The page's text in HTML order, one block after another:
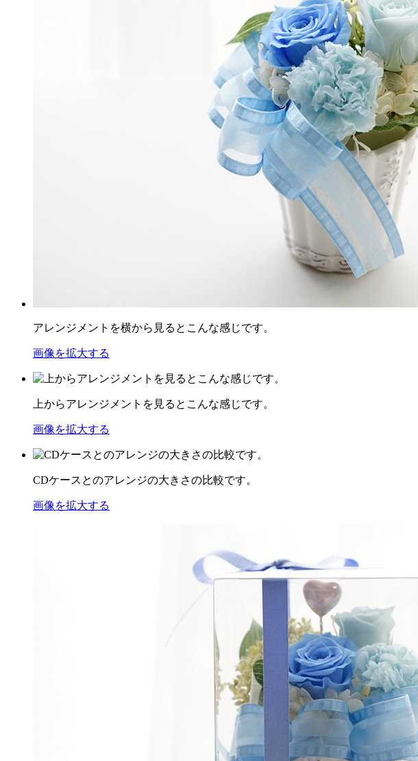
アレンジメントを横から見るとこんな感じです。
画像を拡大する
上からアレンジメントを見るとこんな感じです。
画像を拡大する
CDケースとのアレンジの大きさの比較です。
画像を拡大する